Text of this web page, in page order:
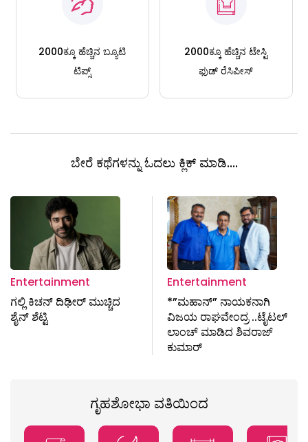
2000ಕ್ಕೂ ಹೆಚ್ಚಿನ ಬ್ಯೂಟಿ
ಟಿಪ್ಸ್
2000ಕ್ಕೂ ಹೆಚ್ಚಿನ ಟೇಸ್ಟಿ
ಫುಡ್ ರೆಸಿಪೀಸ್
ಬೇರೆ ಕಥೆಗಳನ್ನು ಓದಲು ಕ್ಲಿಕ್ ಮಾಡಿ....
Entertainment
ಗಲ್ಲಿ ಕಿಚನ್ ದಿಢೀರ್ ಮುಚ್ಚಿದ
ಶೈನ್ ಶೆಟ್ಟಿ
Entertainment
*”ಮಹಾನ್” ನಾಯಕನಾಗಿ
ವಿಜಯ ರಾಘವೇಂದ್ರ ..ಟೈಟಲ್
ಲಾಂಚ್ ಮಾಡಿದ ಶಿವರಾಜ್
ಕುಮಾರ್
ಗೃಹಶೋಭಾ ವತಿಯಿಂದ